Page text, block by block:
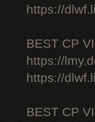
https://
BEST CP
https://
https://
BEST CP